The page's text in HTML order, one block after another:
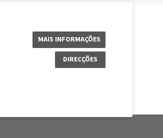
MAIS INFORMAÇÕES
DIRECÇÕES